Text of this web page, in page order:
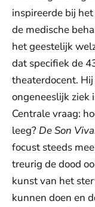
inspireerde bij
de medische
het geestelijk
dat specifiek de
theaterdocent.
ongeneeslijk ziek
Centrale vraag:
leeg? De Son
focust steeds
treurig de dood
kunst van het
kunnen doen en